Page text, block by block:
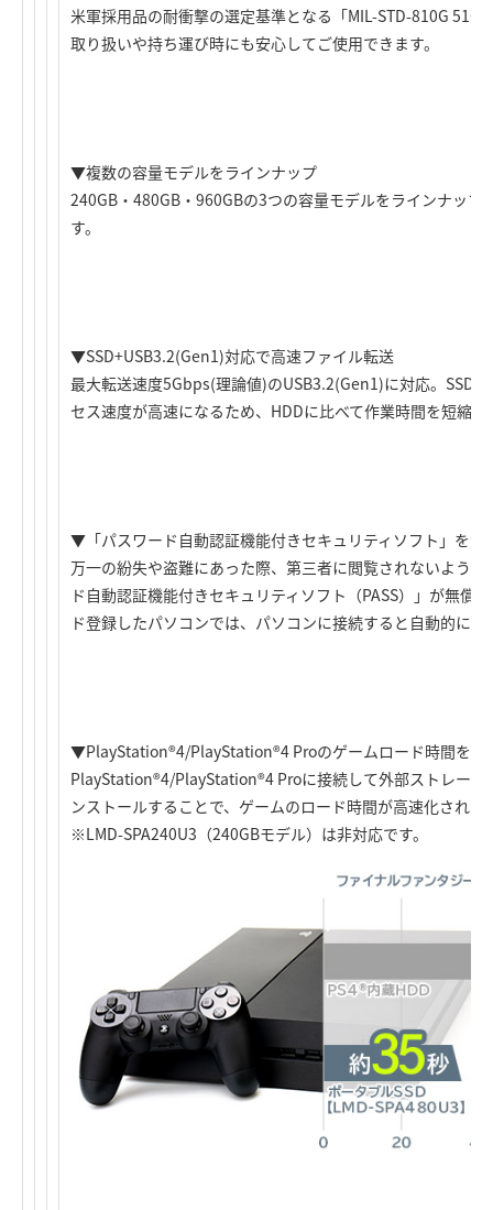
米軍採用品の耐衝撃の選定基準となる「MIL-STD-810G
取り扱いや持ち運び時にも安心してご使用できます。
▼複数の容量モデルをラインナップ
240GB・480GB・960GBの3つの容量モデルをラインナップ
す。
▼SSD+USB3.2(Gen1)対応で高速ファイル転送
最大転送速度5Gbps(理論値)のUSB3.2(Gen1)に対応。
セス速度が高速になるため、HDDに比べて作業時間を短縮
▼「パスワード自動認証機能付きセキュリティソフト」を無
万一の紛失や盗難にあった際、第三者に閲覧されないよう
ド自動認証機能付きセキュリティソフト（PASS）」が無償
ド登録したパソコンでは、パソコンに接続すると自動的に認
▼PlayStation®4/PlayStation®4 Proのゲームロード時間を高
PlayStation®4/PlayStation®4 Proに接続して外部ストレー
ンストールすることで、ゲームのロード時間が高速化されま
※LMD-SPA240U3（240GBモデル）は非対応です。